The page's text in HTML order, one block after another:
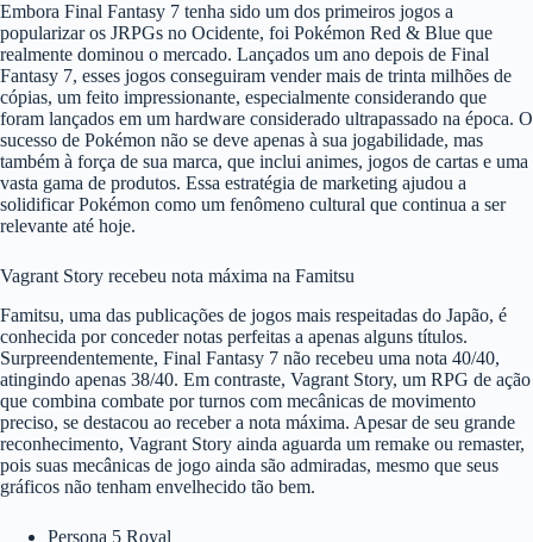
Embora Final Fantasy 7 tenha sido um dos primeiros jogos a
popularizar os JRPGs no Ocidente, foi Pokémon Red & Blue que
realmente dominou o mercado. Lançados um ano depois de Final
Fantasy 7, esses jogos conseguiram vender mais de trinta milhões de
cópias, um feito impressionante, especialmente considerando que
foram lançados em um hardware considerado ultrapassado na época. O
sucesso de Pokémon não se deve apenas à sua jogabilidade, mas
também à força de sua marca, que inclui animes, jogos de cartas e uma
vasta gama de produtos. Essa estratégia de marketing ajudou a
solidificar Pokémon como um fenômeno cultural que continua a ser
relevante até hoje.
Vagrant Story recebeu nota máxima na Famitsu
Famitsu, uma das publicações de jogos mais respeitadas do Japão, é
conhecida por conceder notas perfeitas a apenas alguns títulos.
Surpreendentemente, Final Fantasy 7 não recebeu uma nota 40/40,
atingindo apenas 38/40. Em contraste, Vagrant Story, um RPG de ação
que combina combate por turnos com mecânicas de movimento
preciso, se destacou ao receber a nota máxima. Apesar de seu grande
reconhecimento, Vagrant Story ainda aguarda um remake ou remaster,
pois suas mecânicas de jogo ainda são admiradas, mesmo que seus
gráficos não tenham envelhecido tão bem.
Persona 5 Royal